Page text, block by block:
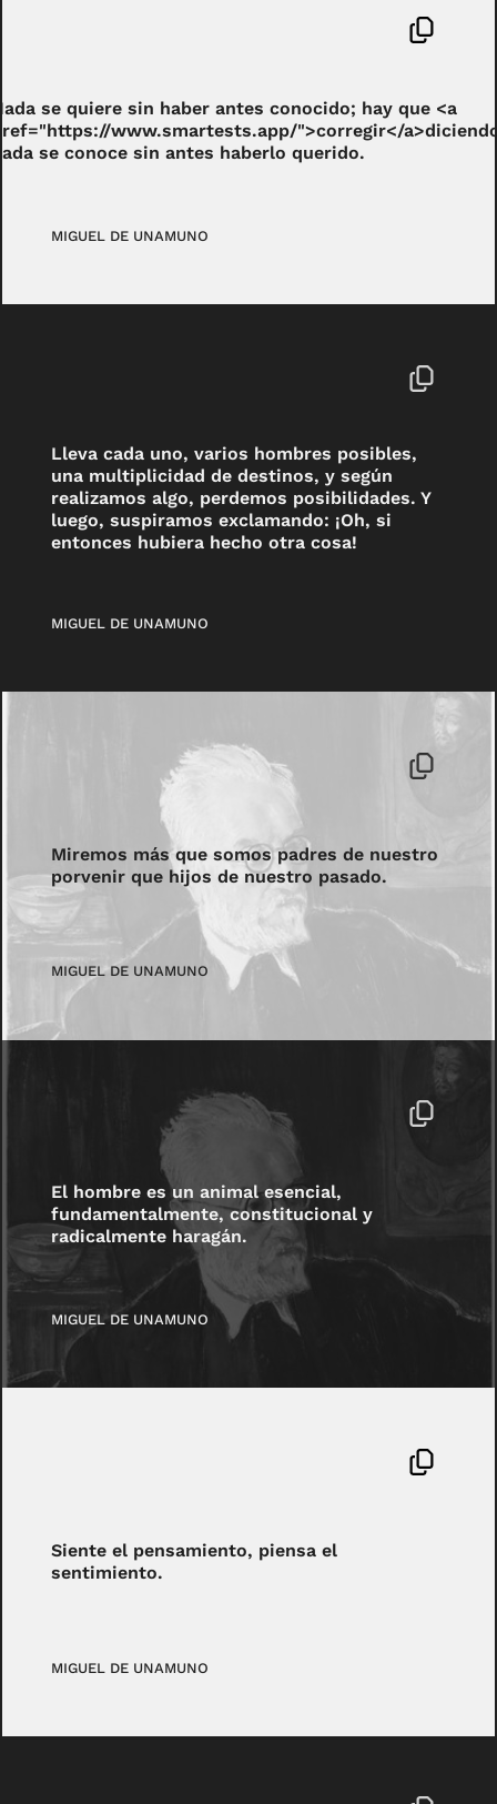
se quiere sin haber antes conocido; hay que <a
www.smartests.app/">corregir</
se conoce sin antes haberlo querido.
MIGUEL DE UNAMUNO
Lleva cada uno, varios hombres posibles,
una multiplicidad de destinos, y según
realizamos algo, perdemos posibilidades. Y
luego, suspiramos exclamando: ¡Oh, si
entonces hubiera hecho otra cosa!
MIGUEL DE UNAMUNO
Miremos más que somos padres de nuestro
porvenir que hijos de nuestro pasado.
MIGUEL DE UNAMUNO
El hombre es un animal esencial,
fundamentalmente, constitucional y
radicalmente haragán.
MIGUEL DE UNAMUNO
Siente el pensamiento, piensa el
sentimiento.
MIGUEL DE UNAMUNO